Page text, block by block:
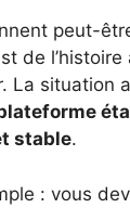
peut-
de
La situation
stable.
: vous